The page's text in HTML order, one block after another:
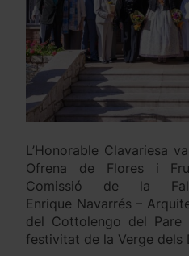
L’Honorable Clavariesa
Ofrena de Flores i
Comissió de la
Enrique Navarrés –
del Cottolengo del
festivitat de la Verge dels